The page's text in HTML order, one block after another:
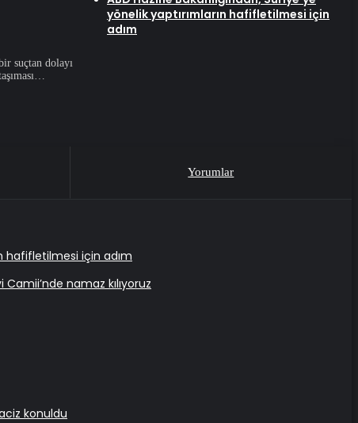
suçtan dolayı
Yorumlar
hafifletilmesi için adım
namaz kılıyoruz
konuldu
yönelik yaptırımların hafifletilmesi için
adım